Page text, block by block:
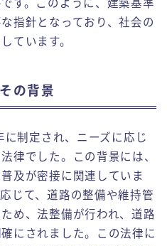
す。このように、建築基準
指針となっており、社会の
ています。
の背景
に制定され、ニーズに応じ
律でした。この背景には、
及が密接に関連していま
じて、道路の整備や維持管
め、法整備が行われ、道路
にされました。この法律に